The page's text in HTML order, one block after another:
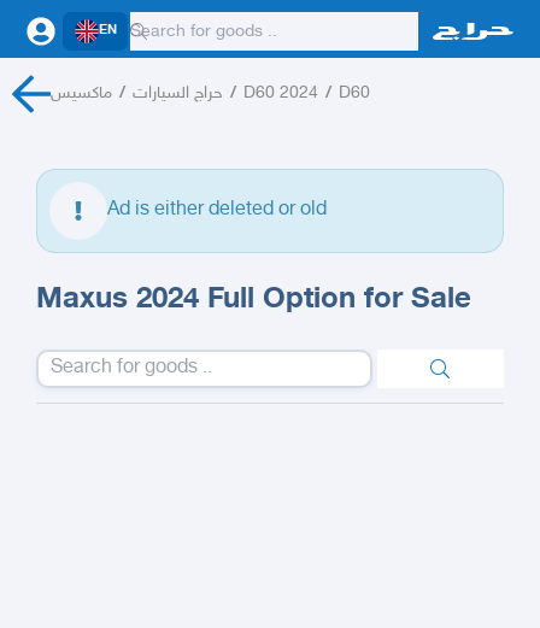
EN
ماكسيس / حراج السيارات / D60 2024 / D60
Ad is either deleted or old
Maxus 2024 Full Option for Sale